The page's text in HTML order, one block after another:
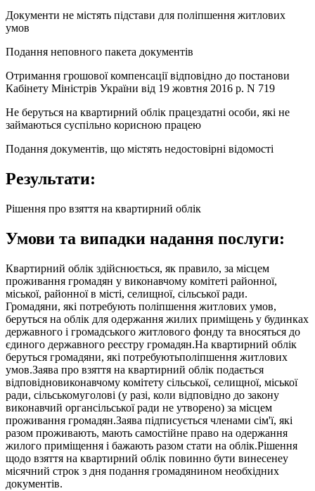
Документи не містять підстави для поліпшення житлових
умов
Подання неповного пакета документів
Отримання грошової компенсації відповідно до постанови
Кабінету Міністрів України від 19 жовтня 2016 р. N 719
Не беруться на квартирний облік працездатні особи, які не
займаються суспільно корисною працею
Подання документів, що містять недостовірні відомості
Результати:
Рішення про взяття на квартирний облік
Умови та випадки надання послуги:
Квартирний облік здійснюється, як правило, за місцем
проживання громадян у виконавчому комітеті районної,
міської, районної в місті, селищної, сільської ради.
Громадяни, які потребують поліпшення житлових умов,
беруться на облік для одержання жилих приміщень у будинках
державного і громадського житлового фонду та вносяться до
єдиного державного реєстру громадян.На квартирний облік
беруться громадяни, які потребуютьполіпшення житлових
умов.Заява про взяття на квартирний облік подається
відповідновиконавчому комітету сільської, селищної, міської
ради, сільськомуголові (у разі, коли відповідно до закону
виконавчий органсільської ради не утворено) за місцем
проживання громадян.Заява підписується членами сім'ї, які
разом проживають, мають самостійне право на одержання
жилого приміщення і бажають разом стати на облік.Рішення
щодо взяття на квартирний облік повинно бути винесенеу
місячний строк з дня подання громадянином необхідних
документів.